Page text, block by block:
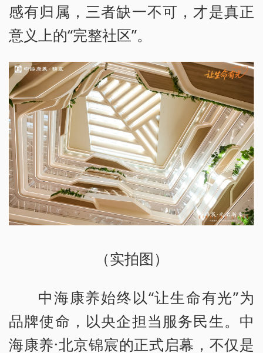
感有归属，三者缺一不可，才是真正
意义上的“完整社区”。
（实拍图）
中海康养始终以“让生命有光”为
品牌使命，以央企担当服务民生。中
海康养·北京锦宸的正式启幕，不仅是